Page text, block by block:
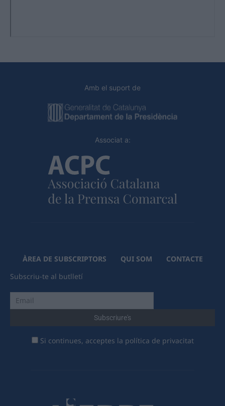
Amb el suport de
Associat a:
ÀREA DE SUBSCRIPTORS QUI SOM
CONTACTE
Subscriu-te al butlletí
Si continues, acceptes la política de privacitat